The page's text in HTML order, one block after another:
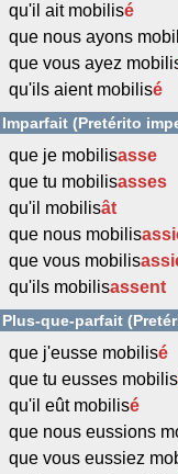
qu'il ait mobilisé
que nous ayons
que vous ayez
qu'ils aient mobilisé
Imparfait (Pretérito
que je mobilisasse
que tu mobilisasses
qu'il mobilisât
que nous mobilis
que vous mobilis
qu'ils mobilisassent
Plus-que-parfait
que j'eusse mobilisé
que tu eusses mobilis
qu'il eût mobilisé
que nous eussions
que vous eussiez